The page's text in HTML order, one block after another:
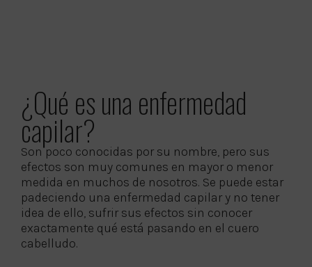
¿Qué es una enfermedad
capilar?
Son poco conocidas por su nombre, pero sus
efectos son muy comunes en mayor o menor
medida en muchos de nosotros. Se puede estar
padeciendo una enfermedad capilar y no tener
idea de ello, sufrir sus efectos sin conocer
exactamente qué está pasando en el cuero
cabelludo.